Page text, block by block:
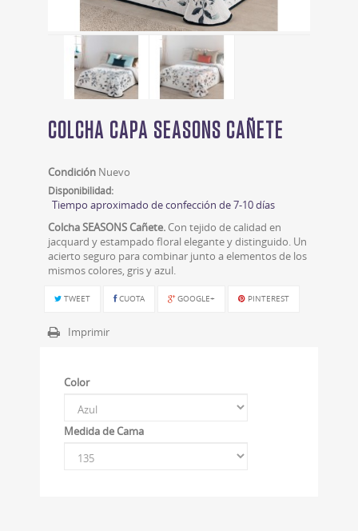
COLCHA CAPA SEASONS CAÑETE
Condición Nuevo
Disponibilidad:
Tiempo aproximado de confección de 7-10 días
Colcha SEASONS Cañete. Con tejido de calidad en
jacquard y estampado floral elegante y distinguido. Un
acierto seguro para combinar junto a elementos de los
mismos colores, gris y azul.
TWEET CUOTA GOOGLE+ PINTEREST
Imprimir
Color
Medida de Cama